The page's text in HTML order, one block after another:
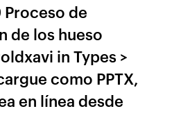
Proceso de
de los hueso
in Types >
como PPTX,
en línea desde